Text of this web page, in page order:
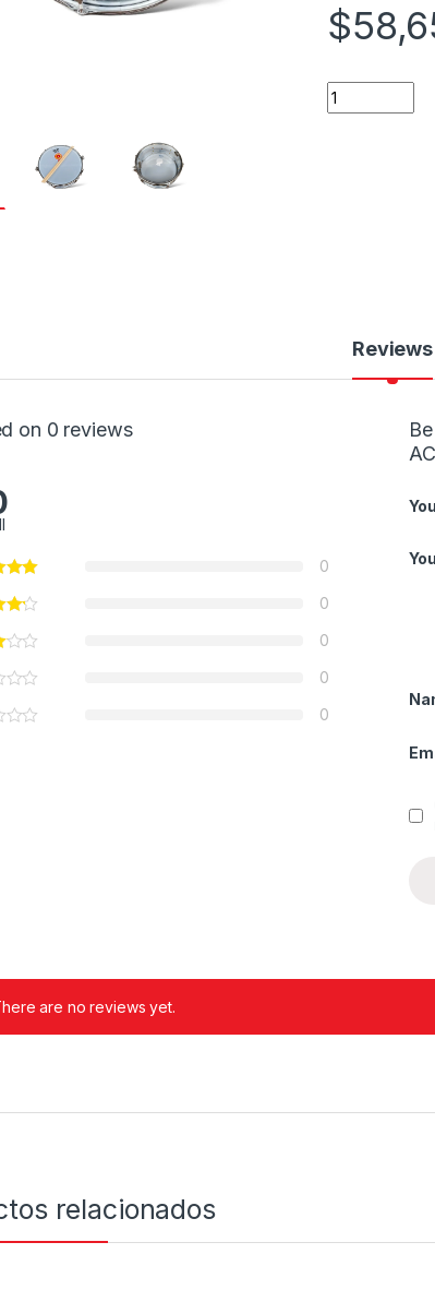
$
Reviews
on 0 reviews
0
0
0
0
0
are no reviews yet.
relacionados